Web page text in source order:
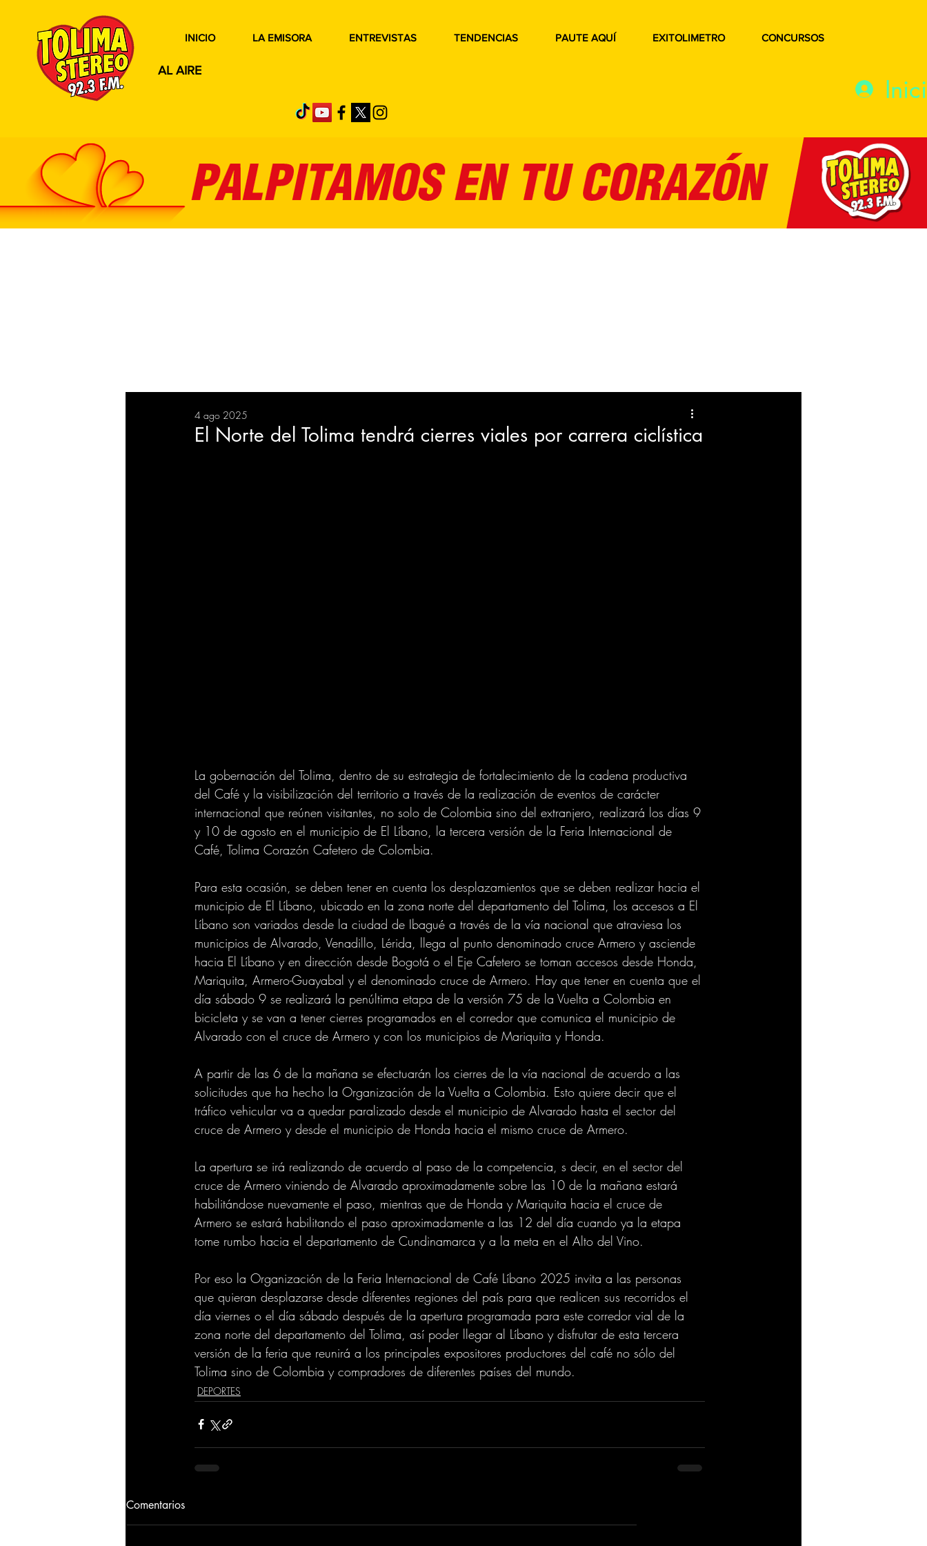
AL AIRE
INICIO LA EMISORA ENTREVISTAS TENDENCIAS PAUTE AQUÍ EXITOLIMETRO CONCURSOS
BIENESTAR EVENTOS EDUCACION
El Norte del Tolima tendrá cierres viales por carrera ciclística
4 ago 2025
La gobernación del Tolima, dentro de su estrategia de fortalecimiento de la cadena productiva
del Café y la visibilización del territorio a través de la realización de eventos de carácter
internacional que reúnen visitantes, no solo de Colombia sino del extranjero, realizará los días 9
y 10 de agosto en el municipio de El Líbano, la tercera versión de la Feria Internacional de
Café, Tolima Corazón Cafetero de Colombia.
Para esta ocasión, se deben tener en cuenta los desplazamientos que se deben realizar hacia el
municipio de El Líbano, ubicado en la zona norte del departamento del Tolima, los accesos a El
Líbano son variados desde la ciudad de Ibagué a través de la vía nacional que atraviesa los
municipios de Alvarado, Venadillo, Lérida, llega al punto denominado cruce Armero y asciende
hacia El Líbano y en dirección desde Bogotá o el Eje Cafetero se toman accesos desde Honda,
Mariquita, Armero-Guayabal y el denominado cruce de Armero. Hay que tener en cuenta que el
día sábado 9 se realizará la penúltima etapa de la versión 75 de la Vuelta a Colombia en
bicicleta y se van a tener cierres programados en el corredor que comunica el municipio de
Alvarado con el cruce de Armero y con los municipios de Mariquita y Honda.
A partir de las 6 de la mañana se efectuarán los cierres de la vía nacional de acuerdo a las
solicitudes que ha hecho la Organización de la Vuelta a Colombia. Esto quiere decir que el
tráfico vehicular va a quedar paralizado desde el municipio de Alvarado hasta el sector del
cruce de Armero y desde el municipio de Honda hacia el mismo cruce de Armero.
La apertura se irá realizando de acuerdo al paso de la competencia, s decir, en el sector del
cruce de Armero viniendo de Alvarado aproximadamente sobre las 10 de la mañana estará
habilitándose nuevamente el paso, mientras que de Honda y Mariquita hacia el cruce de
Armero se estará habilitando el paso aproximadamente a las 12 del día cuando ya la etapa
tome rumbo hacia el departamento de Cundinamarca y a la meta en el Alto del Vino.
Por eso la Organización de la Feria Internacional de Café Líbano 2025 invita a las personas
que quieran desplazarse desde diferentes regiones del país para que realicen sus recorridos el
día viernes o el día sábado después de la apertura programada para este corredor vial de la
zona norte del departamento del Tolima, así poder llegar al Líbano y disfrutar de esta tercera
versión de la feria que reunirá a los principales expositores productores del café no sólo del
Tolima sino de Colombia y compradores de diferentes países del mundo.
DEPORTES
Comentarios